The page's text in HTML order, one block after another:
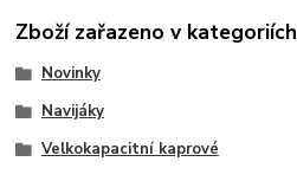
Zboží zařazeno v kategoriích
Novinky
Navijáky
Velkokapacitní kaprové